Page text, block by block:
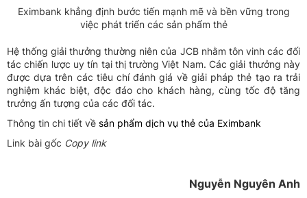
Eximbank khẳng định bước tiến mạnh mẽ và bền vững trong
việc phát triển các sản phẩm thẻ
Hệ thống giải thưởng thường niên của JCB nhằm tôn vinh các đối
tác chiến lược uy tín tại thị trường Việt Nam. Các giải thưởng này
được dựa trên các tiêu chí đánh giá về giải pháp thẻ tạo ra trải
nghiệm khác biệt, độc đáo cho khách hàng, cùng tốc độ tăng
trưởng ấn tượng của các đối tác.
Thông tin chi tiết về sản phẩm dịch vụ thẻ của Eximbank
Link bài gốc Copy link
Nguyễn Nguyên Anh